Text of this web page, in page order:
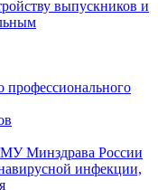
выпускников и
профессионального
Минздрава России
инфекции,